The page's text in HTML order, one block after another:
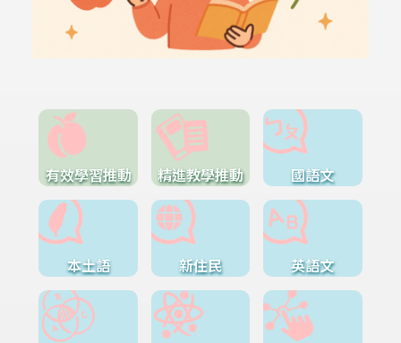
有效學習推動 精進教學推動 國語文
本土語 新住民 英語文